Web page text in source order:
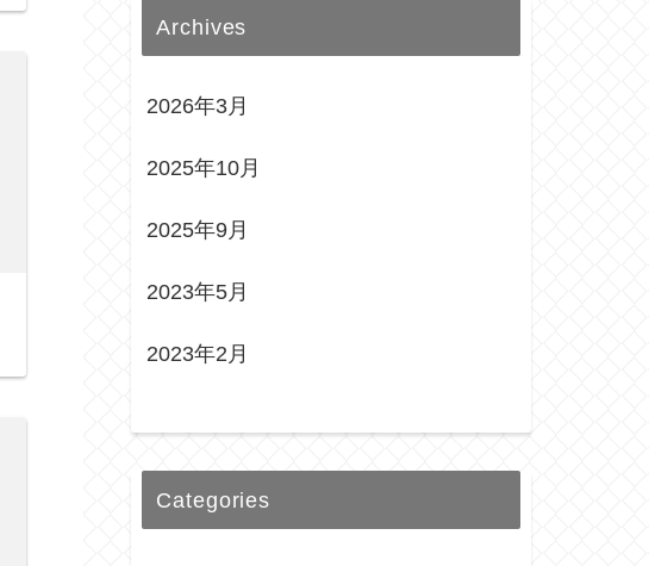
Archives
2026年3月
2025年10月
2025年9月
2023年5月
2023年2月
Categories